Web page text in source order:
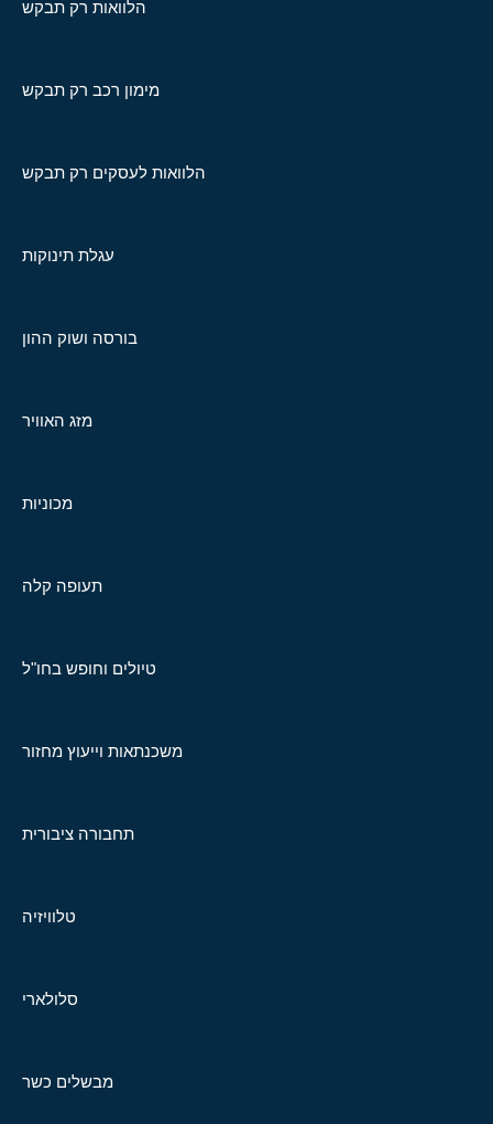
הלוואות רק תבקש
מימון רכב רק תבקש
הלוואות לעסקים רק תבקש
עגלת תינוקות
בורסה ושוק ההון
מזג האוויר
מכוניות
תעופה קלה
טיולים וחופש בחו"ל
משכנתאות וייעוץ מחזור
תחבורה ציבורית
טלוויזיה
סלולארי
מבשלים כשר